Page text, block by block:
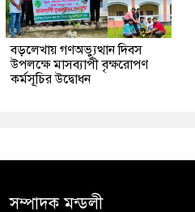
বড়লেখায় গণঅভ্যুত্থান দিবস
উপলক্ষে মাসব্যাপী বৃক্ষরোপণ
কর্মসূচির উদ্বোধন
সম্পাদক মন্ডলী